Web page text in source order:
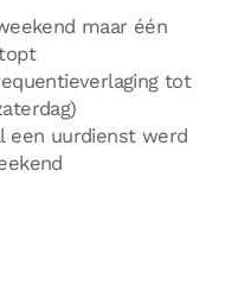
maar één
tot
een uurdienst werd